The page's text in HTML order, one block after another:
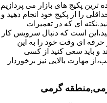
ترین پکیج های بازار می پردازیم
را از پکیج خود انجام دهید و
ای که در تعمیرات
است که دنبال سرویس کار
حرفه ای وقت خود را به این
و باید سعی کنید از کسی
مهارت بالایی نیز برخوردار
گرمی,منطقه گرمی